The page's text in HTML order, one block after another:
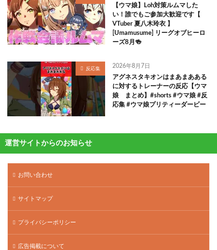
【ウマ娘】Loh対策ルムマした
い！誰でもご参加大歓迎です【
VTuber 夏八木玲衣 】
[Umamusume] リーグオブヒーロ
ーズ8月🍻
反応集 2026年8月7日
アグネスタキオンはまあまあある
に対するトレーナーの反応【ウマ
娘 まとめ】#shorts #ウマ娘 #反
応集 #ウマ娘プリティーダービー
運営サイトからのお知らせ
お問い合わせ
サイトマップ
プライバシーポリシー
広告掲載について